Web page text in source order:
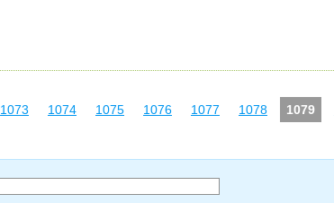
1073 1074 1075 1076 1077 1078 1079